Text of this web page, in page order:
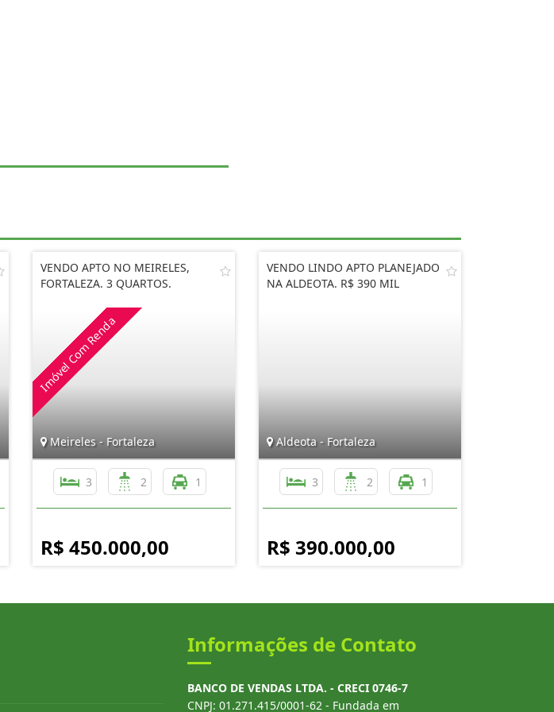
VENDO APTO NO MEIRELES,
FORTALEZA. 3 QUARTOS.
Meireles - Fortaleza
3 2 1
R$ 450.000,00
VENDO LINDO APTO PLANEJADO
NA ALDEOTA. R$ 390 MIL
Aldeota - Fortaleza
3 2 1
R$ 390.000,00
Informações de Contato
BANCO DE VENDAS LTDA. - CRECI 0746-7
CNPJ: 01.271.415/0001-62 - Fundada em